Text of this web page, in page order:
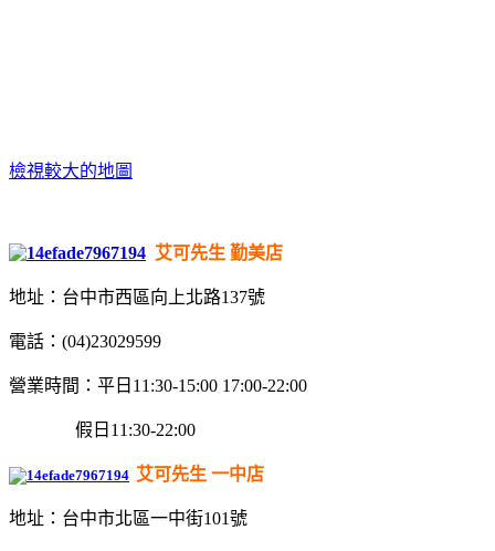
檢視較大的地圖
艾可先生 勤美店
地址：台中市西區向上北路137號
電話：(04)23029599
營業時間：平日11:30-15:00 17:00-22:00
假日11:30-22:00
艾可先生 一中店
地址：台中市北區一中街101號